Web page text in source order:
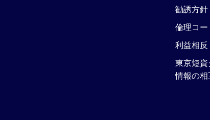
勧誘方針
倫理コー
利益相反
東京短資
情報の相